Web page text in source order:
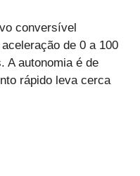
conversível
de 0 a 100
A autonomia é de
rápido leva cerca